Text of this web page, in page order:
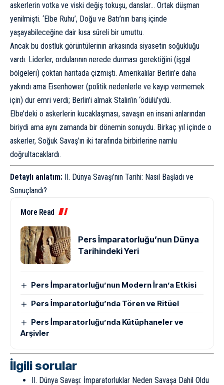
askerlerin votka ve viski değiş tokuşu, danslar… Ortak düşman
yenilmişti. ‘Elbe Ruhu’, Doğu ve Batı’nın barış içinde
yaşayabileceğine dair kısa süreli bir umuttu.
Ancak bu dostluk görüntülerinin arkasında siyasetin soğukluğu
vardı. Liderler, ordularının nerede durması gerektiğini (işgal
bölgeleri) çoktan haritada çizmişti. Amerikalılar Berlin’e daha
yakındı ama Eisenhower (politik nedenlerle ve kayıp vermemek
için) dur emri verdi; Berlin’i almak Stalin’in ‘ödülü’ydü.
Elbe’deki o askerlerin kucaklaşması, savaşın en insani anlarından
biriydi ama aynı zamanda bir dönemin sonuydu. Birkaç yıl içinde o
askerler, Soğuk Savaş’ın iki tarafında birbirlerine namlu
doğrultacaklardı.
Detaylı anlatım: II. Dünya Savaşı’nın Tarihi: Nasıl Başladı ve
Sonuçlandı?
More Read
Pers İmparatorluğu’nun Dünya
Tarihindeki Yeri
Pers İmparatorluğu’nun Modern İran’a Etkisi
Pers İmparatorluğu’nda Tören ve Ritüel
Pers İmparatorluğu’nda Kütüphaneler ve
Arşivler
İlgili sorular
II. Dünya Savaşı: İmparatorluklar Neden Savaşa Dahil Oldu